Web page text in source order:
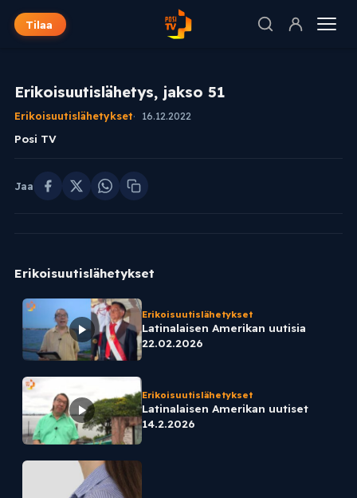
Tilaa
Erikoisuutislähetys, jakso 51
Erikoisuutislähetykset 16.12.2022
Posi TV
Jaa
Erikoisuutislähetykset
Erikoisuutislähetykset
Latinalaisen Amerikan uutisia
22.02.2026
Erikoisuutislähetykset
Latinalaisen Amerikan uutiset
14.2.2026